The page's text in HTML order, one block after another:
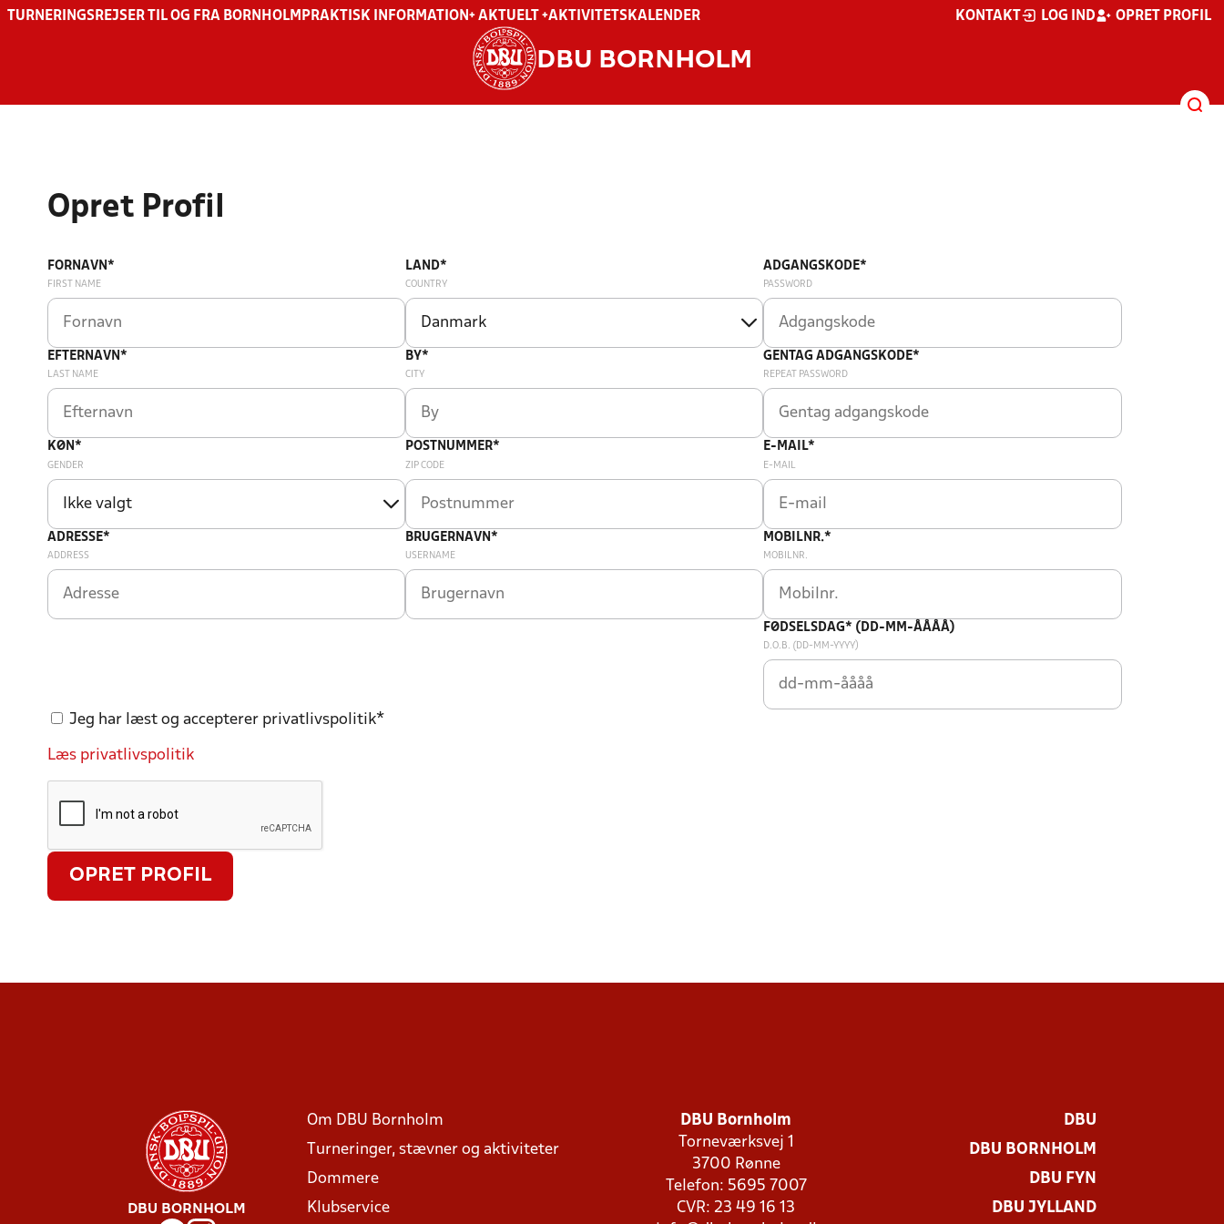
TURNERINGSREJSER TIL OG FRA BORNHOLM PRAKTISK INFORMATION + AKTUELT +AKTIVITETSKALENDER KONTAKT LOG IND OPRET PROFIL
DBU BORNHOLM
Opret Profil
FORNAVN*
FIRST NAME
EFTERNAVN*
LAST NAME
KØN*
GENDER
ADRESSE*
ADDRESS
LAND*
COUNTRY
BY*
CITY
POSTNUMMER*
ZIP CODE
BRUGERNAVN*
USERNAME
ADGANGSKODE*
PASSWORD
GENTAG ADGANGSKODE*
REPEAT PASSWORD
E-MAIL*
E-MAIL
MOBILNR.*
MOBILNR.
FØDSELSDAG* (DD-MM-ÅÅÅÅ)
D.O.B. (DD-MM-YYYY)
Jeg har læst og accepterer privatlivspolitik*
Læs privatlivspolitik
OPRET PROFIL
DBU BORNHOLM
Om DBU Bornholm
Turneringer, stævner og aktiviteter
Dommere
Klubservice
DBU Bornholm
Torneværksvej 1
3700 Rønne
Telefon: 5695 7007
CVR: 23 49 16 13
DBU
DBU BORNHOLM
DBU FYN
DBU JYLLAND